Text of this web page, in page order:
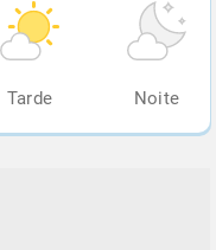
Tarde Noite